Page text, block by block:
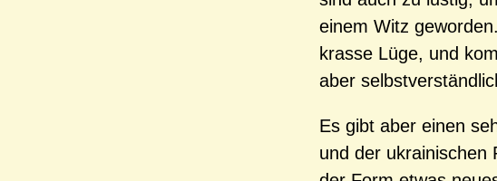
einem Witz
krasse Lüge, und
aber
Es gibt aber einen
und der ukrainischen